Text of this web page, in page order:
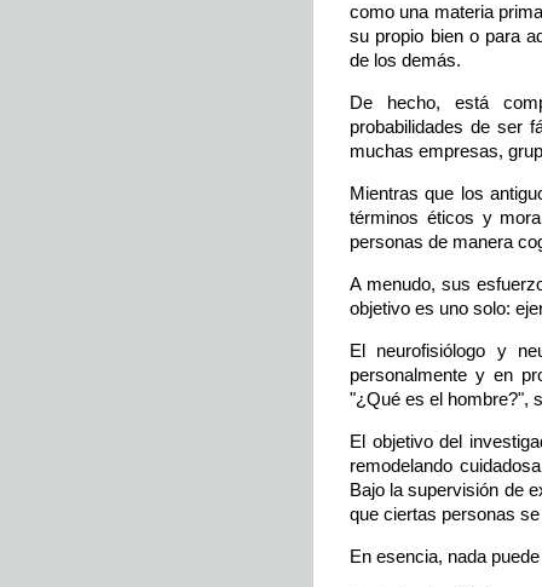
como una materia
su propio bien o para
de los demás.
De hecho, está
probabilidades de ser
muchas empresas,
Mientras que los
términos éticos y
personas de manera
A menudo, sus
objetivo es uno solo:
El neurofisiólogo y
personalmente y en
"¿Qué es el hombre?",
El objetivo del
remodelando
Bajo la supervisión de
que ciertas personas
En esencia, nada